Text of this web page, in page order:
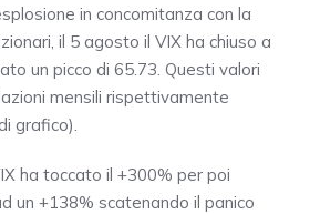
in concomitanza con la
il 5 agosto il VIX ha chiuso a
un picco di 65.73. Questi valori
mensili rispettivamente
grafico).
ha toccato il +300% per poi
un +138% scatenando il panico